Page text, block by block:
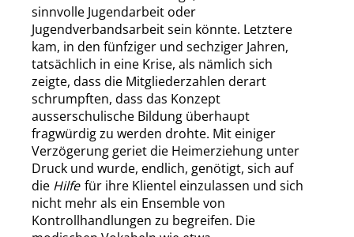
sinnvolle Jugendarbeit oder
Jugendverbandsarbeit sein könnte. Letztere
kam, in den fünfziger und sechziger Jahren,
tatsächlich in eine Krise, als nämlich sich
zeigte, dass die Mitgliederzahlen derart
schrumpften, dass das Konzept
ausserschulische Bildung überhaupt
fragwürdig zu werden drohte. Mit einiger
Verzögerung geriet die Heimerziehung unter
Druck und wurde, endlich, genötigt, sich auf
die Hilfe für ihre Klientel einzulassen und sich
nicht mehr als ein Ensemble von
Kontrollhandlungen zu begreifen. Die